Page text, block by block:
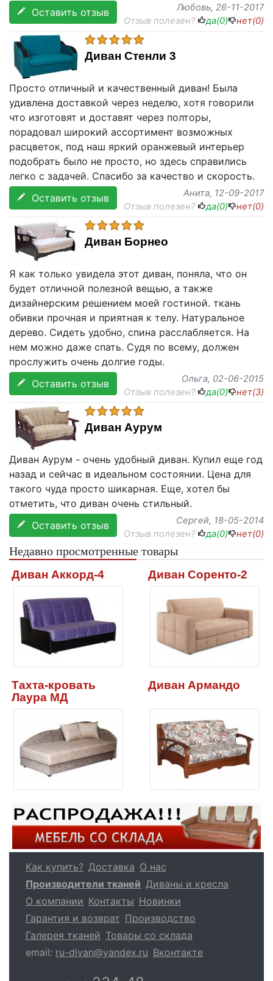
Оставить отзыв
Любовь, 26-11-2017
Отзыв полезен?
да(0) нет(0)
Диван Стенли 3
Просто отличный и качественный диван! Была
удивлена доставкой через неделю, хотя говорили
что изготовят и доставят через полторы,
порадовал широкий ассортимент возможных
расцветок, под наш яркий оранжевый интерьер
подобрать было не просто, но здесь справились
легко с задачей. Спасибо за качество и скорость.
Оставить отзыв
Анита, 12-09-2017
Отзыв полезен?
да(0) нет(0)
Диван Борнео
Я как только увидела этот диван, поняла, что он
будет отличной полезной вещью, а также
дизайнерским решением моей гостиной. ткань
обивки прочная и приятная к телу. Натуральное
дерево. Сидеть удобно, спина расслабляется. На
нем можно даже спать. Судя по всему, должен
прослужить очень долгие годы.
Оставить отзыв
Ольга, 02-06-2015
Отзыв полезен?
да(0) нет(3)
Диван Аурум
Диван Аурум - очень удобный диван. Купил еще год
назад и сейчас в идеальном состоянии. Цена для
такого чуда просто шикарная. Еще, хотел бы
отметить, что диван очень стильный.
Оставить отзыв
Сергей, 18-05-2014
Отзыв полезен?
да(0) нет(0)
Недавно просмотренные товары
Диван Аккорд-4 Диван Соренто-2
Тахта-кровать
Лаура МД
Диван Армандо
Как купить? Доставка О нас
Производители тканей Диваны и кресла
О компании Контакты Новинки
Гарантия и возврат Производство
Галерея тканей Товары со склада
email: ru-divan@yandex.ru Вконтакте